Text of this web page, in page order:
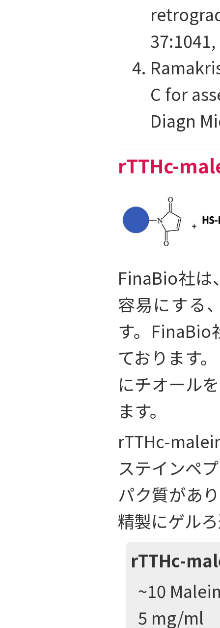
C for
Diagn
rTTHc-
FinaBio社は
容易にする
す。FinaBio
ております
にチオール
ます。
rTTHc-
ステインペ
パク質があ
精製にゲル
rTTHc-
~10
5 mg/ml